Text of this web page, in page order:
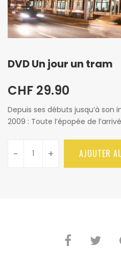
DVD Un jour un tram
CHF 29.90
Depuis ses débuts jusqu’à son
2009 : Toute l’épopée de
- + AJOUTER